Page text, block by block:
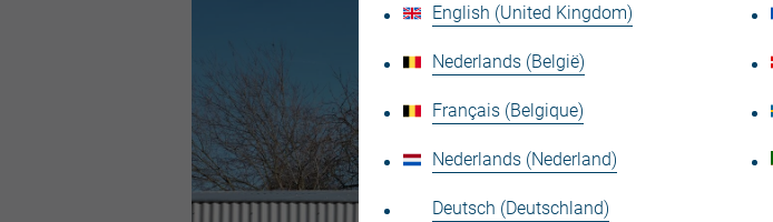
English (United Kingdom)
Nederlands (België)
Français (Belgique)
Nederlands (Nederland)
Deutsch (Deutschland)